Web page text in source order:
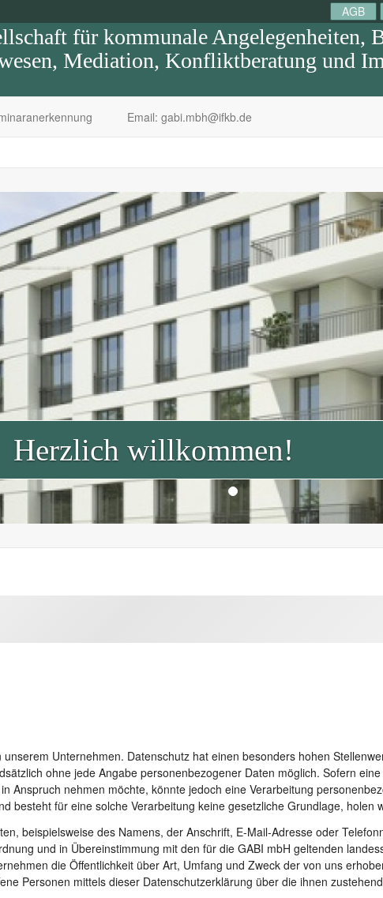
AGB
für kommunale Angelegenheiten,
Mediation, Konfliktberatung und
Email: gabi.mbh@ifkb.de
Herzlich willkommen!
Unternehmen. Datenschutz hat einen besonders hohen
ohne jede Angabe personenbezogener Daten möglich. Sofern
Anspruch nehmen möchte, könnte jedoch eine Verarbeitung
besteht für eine solche Verarbeitung keine gesetzliche Grundlage, holen
beispielsweise des Namens, der Anschrift, E-Mail-Adresse oder
und in Übereinstimmung mit den für die GABI mbH geltenden
die Öffentlichkeit über Art, Umfang und Zweck der von uns
Personen mittels dieser Datenschutzerklärung über die ihnen